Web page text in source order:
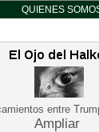
QUIENES
entre
Ampliar